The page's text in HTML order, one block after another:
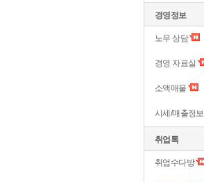
경영정보
노무 상담
경영 자료실
소액매물
시세/매출정보
취업톡
취업수다방